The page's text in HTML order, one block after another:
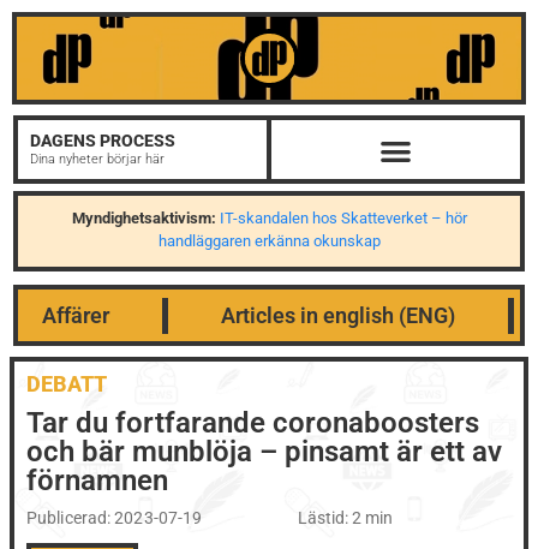
DAGENS PROCESS
Dina nyheter börjar här
Myndighetsaktivism: IT-skandalen hos Skatteverket – hör
handläggaren erkänna okunskap
Affärer Articles in english (ENG)
DEBATT
Tar du fortfarande coronaboosters
och bär munblöja – pinsamt är ett av
förnamnen
Publicerad: 2023-07-19 Lästid: 2 min